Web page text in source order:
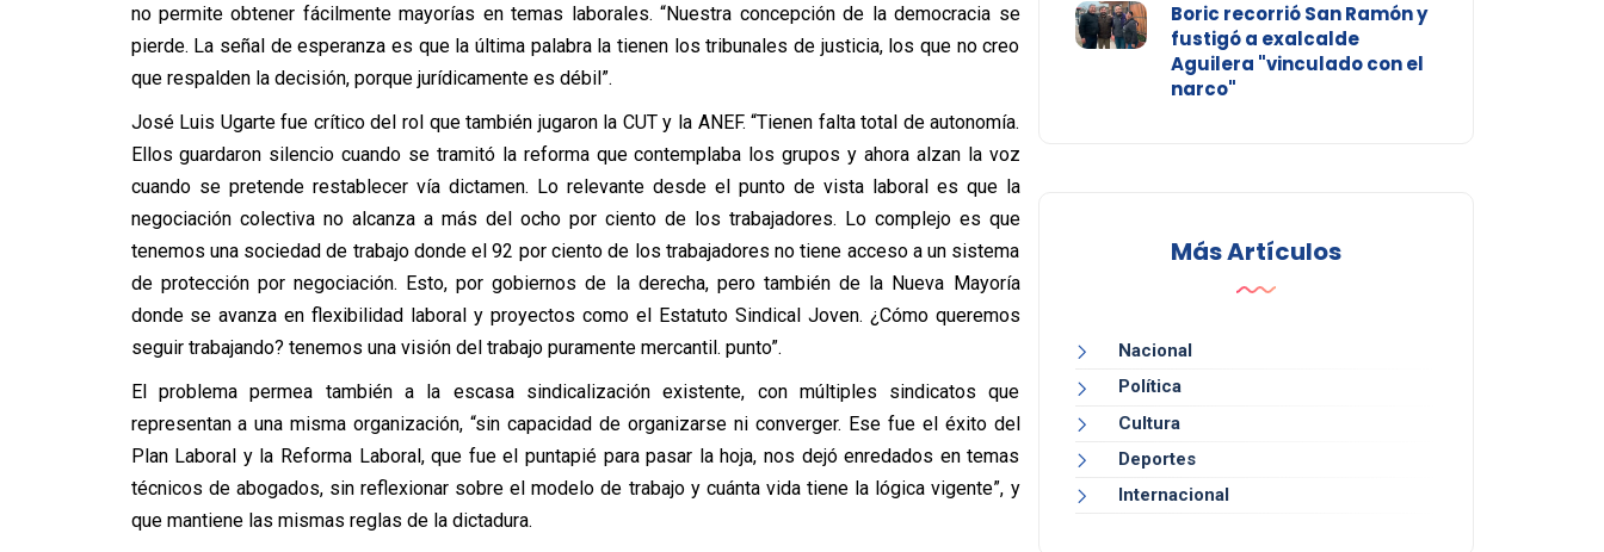
no permite obtener fácilmente mayorías en temas laborales. “Nuestra concepción de la democracia se
pierde. La señal de esperanza es que la última palabra la tienen los tribunales de justicia, los que no creo
que respalden la decisión, porque jurídicamente es débil”.
José Luis Ugarte fue crítico del rol que también jugaron la CUT y la ANEF. “Tienen falta total de autonomía.
Ellos guardaron silencio cuando se tramitó la reforma que contemplaba los grupos y ahora alzan la voz
cuando se pretende restablecer vía dictamen. Lo relevante desde el punto de vista laboral es que la
negociación colectiva no alcanza a más del ocho por ciento de los trabajadores. Lo complejo es que
tenemos una sociedad de trabajo donde el 92 por ciento de los trabajadores no tiene acceso a un sistema
de protección por negociación. Esto, por gobiernos de la derecha, pero también de la Nueva Mayoría
donde se avanza en flexibilidad laboral y proyectos como el Estatuto Sindical Joven. ¿Cómo queremos
seguir trabajando? tenemos una visión del trabajo puramente mercantil. punto”.
El problema permea también a la escasa sindicalización existente, con múltiples sindicatos que
representan a una misma organización, “sin capacidad de organizarse ni converger. Ese fue el éxito del
Plan Laboral y la Reforma Laboral, que fue el puntapié para pasar la hoja, nos dejó enredados en temas
técnicos de abogados, sin reflexionar sobre el modelo de trabajo y cuánta vida tiene la lógica vigente”, y
que mantiene las mismas reglas de la dictadura.
Boric recorrió San Ramón y
fustigó a exalcalde
Aguilera "vinculado con el
narco"
Más Artículos
Nacional
Política
Cultura
Deportes
Internacional